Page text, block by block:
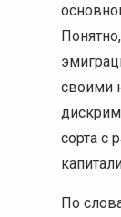
своими
сорта с
По